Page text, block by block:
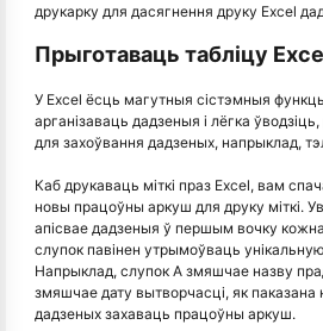
друкарку для дасягнення друку Excel
Прыготаваць табліцу
У Excel ёсць магутныя сістэмныя
арганізаваць дадзеныя і лёгка
для захоўвання дадзеных, напрыклад,
Каб друкаваць міткі праз Excel, вам
новы працоўны аркуш для друку міткі.
апісвае дадзеныя ў першым вочку
слупок павінен утрымоўваць
Напрыклад, слупок A змяшчае назву
змяшчае дату вытворчасці, як паказана
дадзеных захаваць працоўны аркуш.